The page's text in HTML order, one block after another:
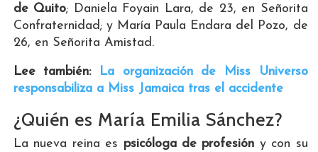
de Quito; Daniela Foyain Lara, de 23, en Señorita
Confraternidad; y María Paula Endara del Pozo, de
26, en Señorita Amistad.
Lee también:
La organización de Miss Universo
responsabiliza a Miss Jamaica tras el accidente
¿Quién es María Emilia Sánchez?
La nueva reina es psicóloga de profesión y con su